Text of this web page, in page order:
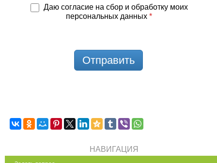
Даю согласие на сбор и обработку моих
персональных данных *
Отправить
НАВИГАЦИЯ